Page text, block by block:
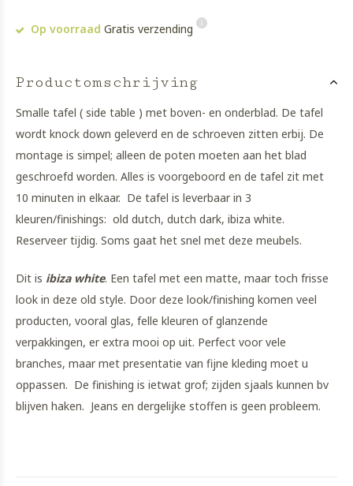
Op voorraad Gratis verzending
Productomschrijving
Smalle tafel ( side table ) met boven- en onderblad. De tafel
wordt knock down geleverd en de schroeven zitten erbij. De
montage is simpel; alleen de poten moeten aan het blad
geschroefd worden. Alles is voorgeboord en de tafel zit met
10 minuten in elkaar. De tafel is leverbaar in 3
kleuren/finishings: old dutch, dutch dark, ibiza white.
Reserveer tijdig. Soms gaat het snel met deze meubels.
Dit is ibiza white. Een tafel met een matte, maar toch frisse
look in deze old style. Door deze look/finishing komen veel
producten, vooral glas, felle kleuren of glanzende
verpakkingen, er extra mooi op uit. Perfect voor vele
branches, maar met presentatie van fijne kleding moet u
oppassen. De finishing is ietwat grof; zijden sjaals kunnen bv
blijven haken. Jeans en dergelijke stoffen is geen probleem.